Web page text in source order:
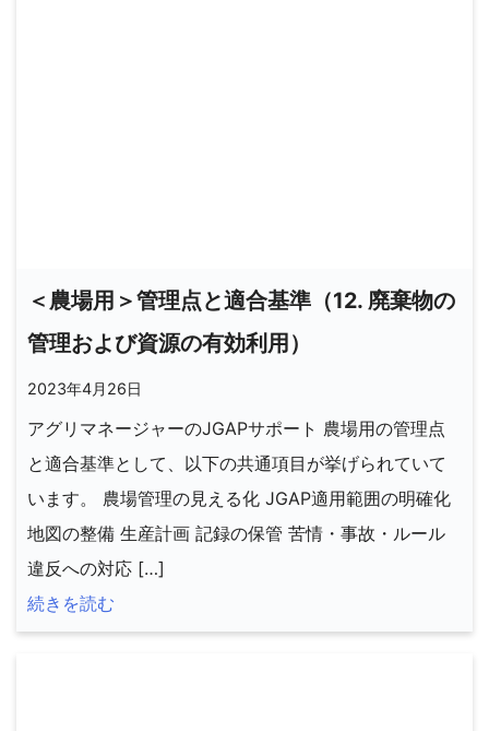
＜農場用＞管理点と適合基準（12. 廃棄物の
管理および資源の有効利用）
2023年4月26日
アグリマネージャーのJGAPサポート 農場用の管理点
と適合基準として、以下の共通項目が挙げられていて
います。 農場管理の見える化 JGAP適用範囲の明確化
地図の整備 生産計画 記録の保管 苦情・事故・ルール
違反への対応 […]
続きを読む